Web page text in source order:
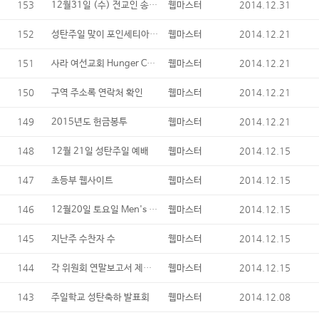
153 12월31일 (수) 전교인 송년잔치 및 송구영신 예배 웹마스터 2014.12.31
152 성탄주일 맞이 포인세티아 기증 웹마스터 2014.12.21
151 사라 여선교회 Hunger Center 봉사자 & 다과/헌화 Sign-up 웹마스터 2014.12.21
150 구역 주소록 연락처 확인 웹마스터 2014.12.21
149 2015년도 헌금봉투 웹마스터 2014.12.21
148 12월 21일 성탄주일 예배 웹마스터 2014.12.15
147 초등부 웹사이트 웹마스터 2014.12.15
146 12월20일 토요일 Men's Homeless Shelter 방문 웹마스터 2014.12.15
145 지난주 수찬자 수 웹마스터 2014.12.15
144 각 위원회 연말보고서 제출요망 웹마스터 2014.12.15
143 주일학교 성탄축하 발표회 웹마스터 2014.12.08